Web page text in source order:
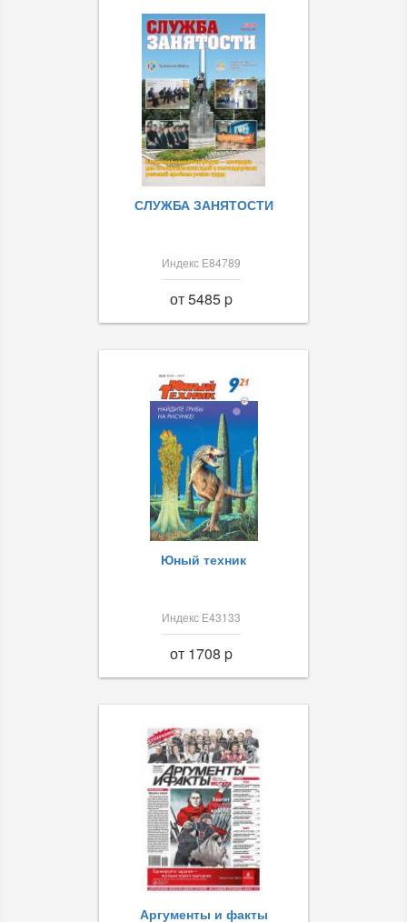
СЛУЖБА ЗАНЯТОСТИ
Индекс Е84789
от 5485 p
Юный техник
Индекс Е43133
от 1708 p
Аргументы и факты